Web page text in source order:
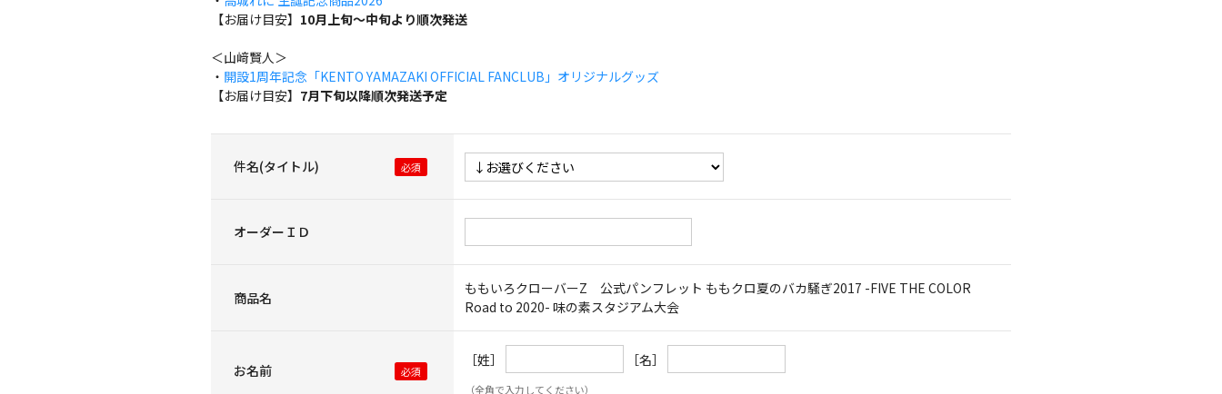
【お届け目安】 10月上旬～中旬より順次発送
＜山﨑賢人＞
・ 開設1周年記念「KENTO YAMAZAKI OFFICIAL FANCLUB」オリジナルグッズ
【お届け目安】 7月下旬以降順次発送予定
件名(タイトル)
オーダーＩＤ
商品名
ももいろクローバーZ 公式パンフレット ももクロ夏のバカ騒ぎ2017 -FIVE THE COLOR
Road to 2020- 味の素スタジアム大会
お名前
［姓］ ［名］
（全角で入力してください）